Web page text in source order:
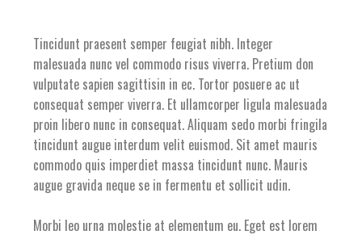
Tincidunt praesent semper feugiat nibh. Integer
malesuada nunc vel commodo risus viverra. Pretium don
vulputate sapien sagittisin in ec. Tortor posuere ac ut
consequat semper viverra. Et ullamcorper ligula malesuada
proin libero nunc in consequat. Aliquam sedo morbi fringila
tincidunt augue interdum velit euismod. Sit amet mauris
commodo quis imperdiet massa tincidunt nunc. Mauris
augue gravida neque se in fermentu et sollicit udin.
Morbi leo urna molestie at elementum eu. Eget est lorem